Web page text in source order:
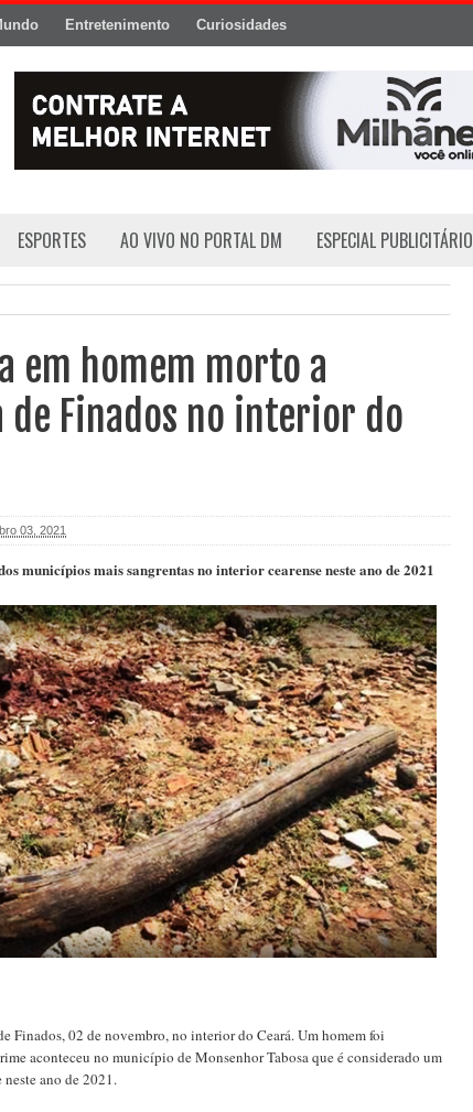
Entretenimento Curiosidades
ESPORTES AO VIVO NO PORTAL DM ESPECIAL PUBLICITÁRIO
em homem morto a
de Finados no interior do
03, 2021
municípios mais sangrentas no interior cearense neste ano de 2021
Finados, 02 de novembro, no interior do Ceará. Um homem foi
aconteceu no município de Monsenhor Tabosa que é considerado um
ano de 2021.